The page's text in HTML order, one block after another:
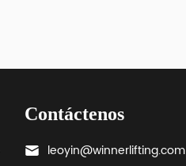
Contáctenos
leoyin@winnerlifting.com